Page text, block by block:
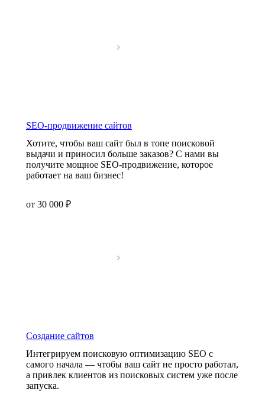
SEO-продвижение сайтов
Хотите, чтобы ваш сайт был в топе поисковой
выдачи и приносил больше заказов? С нами вы
получите мощное SEO-продвижение, которое
работает на ваш бизнес!
от 30 000 ₽
Создание сайтов
Интегрируем поисковую оптимизацию SEO с
самого начала — чтобы ваш сайт не просто работал,
а привлек клиентов из поисковых систем уже после
запуска.